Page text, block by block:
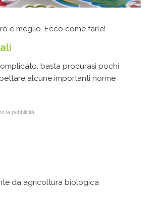
è meglio. Ecco come farle!
basta procurasi pochi
alcune importanti norme
la pubblicità
da agricoltura biologica